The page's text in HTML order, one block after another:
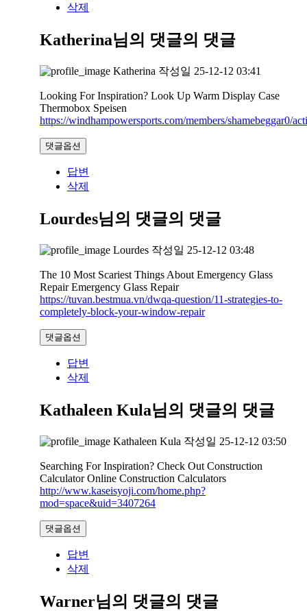
삭제
Katherina님의 댓글의 댓글
Katherina 작성일 25-12-12 03:41
Looking For Inspiration? Look Up Warm Display Case
Thermobox Speisen
https://windhampowersports.com/members/shamebeggar0/
댓글옵션
답변
삭제
Lourdes님의 댓글의 댓글
Lourdes 작성일 25-12-12 03:48
The 10 Most Scariest Things About Emergency Glass
Repair Emergency Glass Repair
https://tuvan.bestmua.vn/dwqa-question/11-strategies-to-
completely-block-your-window-repair
댓글옵션
답변
삭제
Kathaleen Kula님의 댓글의 댓글
Kathaleen Kula 작성일 25-12-12 03:50
Searching For Inspiration? Check Out Construction
Calculator Online Construction Calculators
http://www.kaseisyoji.com/home.php?
mod=space&uid=3407264
댓글옵션
답변
삭제
Warner님의 댓글의 댓글